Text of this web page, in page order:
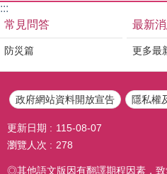
:::
常見問答
防災篇
最新
更多最
政府網站資料開放宣告 隱私權
更新日期
115-08-07
瀏覽人次
278
◎其他語文版因有翻譯期程因素，致